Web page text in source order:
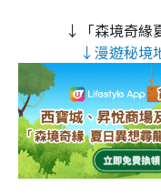
↓「森境奇緣
↓漫遊秘境